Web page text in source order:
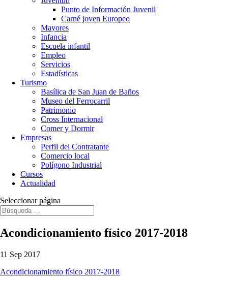
Punto de Información Juvenil
Carné joven Europeo
Mayores
Infancia
Escuela infantil
Empleo
Servicios
Estadísticas
Turismo
Basílica de San Juan de Baños
Museo del Ferrocarril
Patrimonio
Cross Internacional
Comer y Dormir
Empresas
Perfil del Contratante
Comercio local
Polígono Industrial
Cursos
Actualidad
Seleccionar página
Acondicionamiento físico 2017-2018
11 Sep 2017
Acondicionamiento físico 2017-2018